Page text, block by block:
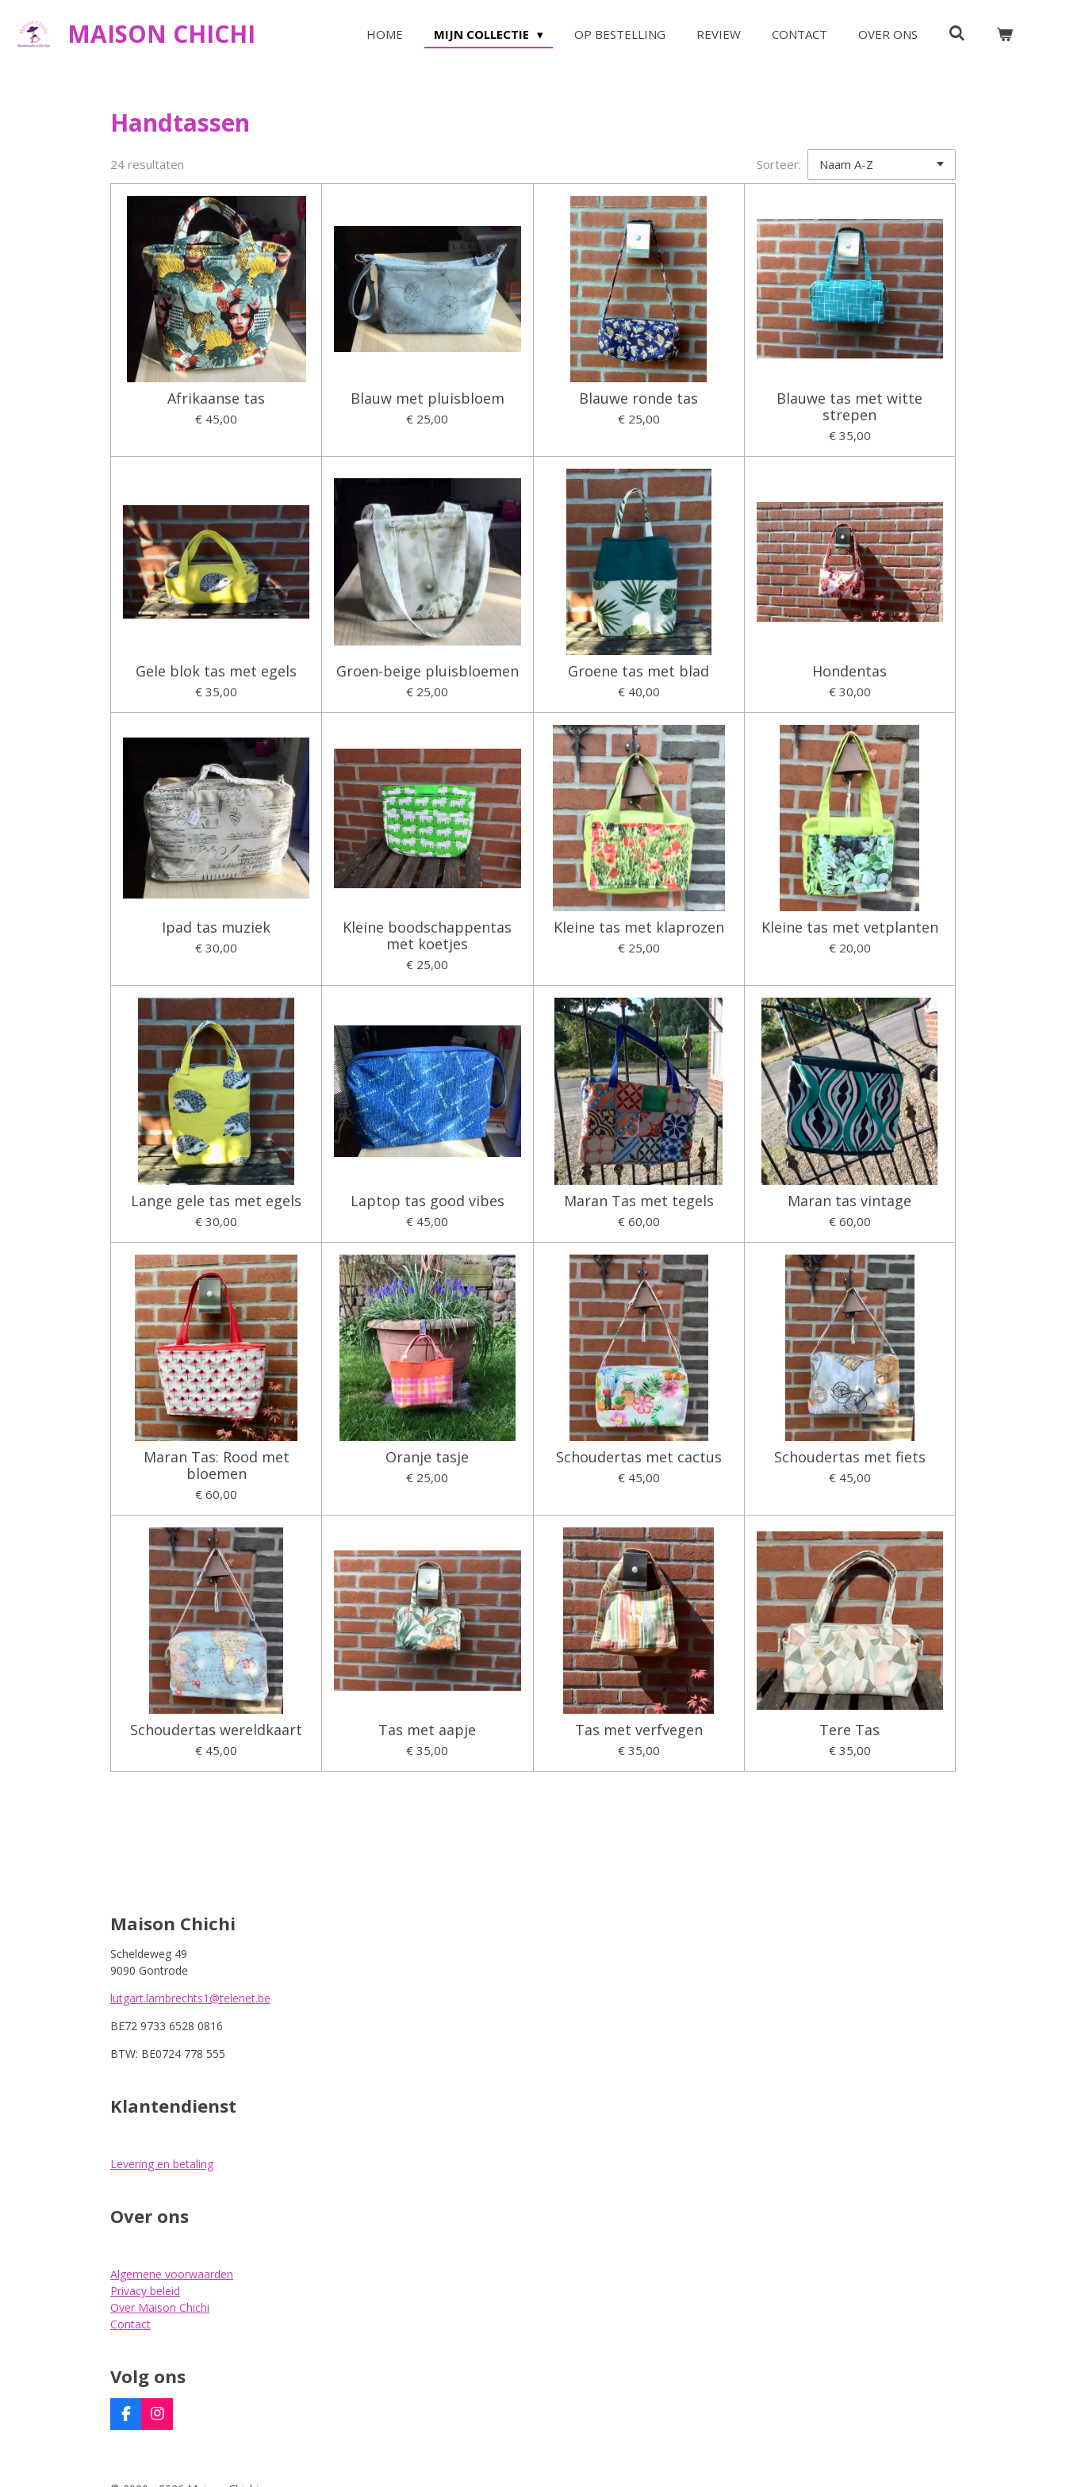
direct
naar
MAISON CHICHI HOME MIJN COLLECTIE OP BESTELLING REVIEW CONTACT OVER ONS
Handtassen
24 resultaten Sorteer:
Afrikaanse tas
€ 45,00
Blauw met pluisbloem
€ 25,00
Blauwe ronde tas
€ 25,00
Blauwe tas met witte
strepen
€ 35,00
Gele blok tas met egels
€ 35,00
Groen-beige pluisbloemen
€ 25,00
Groene tas met blad
€ 40,00
Hondentas
€ 30,00
Ipad tas muziek
€ 30,00
Kleine boodschappentas
met koetjes
€ 25,00
Kleine tas met klaprozen
€ 25,00
Kleine tas met vetplanten
€ 20,00
Lange gele tas met egels
€ 30,00
Laptop tas good vibes
€ 45,00
Maran Tas met tegels
€ 60,00
Maran tas vintage
€ 60,00
Maran Tas: Rood met
bloemen
€ 60,00
Oranje tasje
€ 25,00
Schoudertas met cactus
€ 45,00
Schoudertas met fiets
€ 45,00
Schoudertas wereldkaart
€ 45,00
Tas met aapje
€ 35,00
Tas met verfvegen
€ 35,00
Tere Tas
€ 35,00
Maison Chichi
Scheldeweg 49
9090 Gontrode
lutgart.lambrechts1@telenet.be
BE72 9733 6528 0816
BTW: BE0724 778 555
Klantendienst
Levering en betaling
Over ons
Algemene voorwaarden
Privacy beleid
Over Maison Chichi
Contact
Volg ons
F
a
I
n